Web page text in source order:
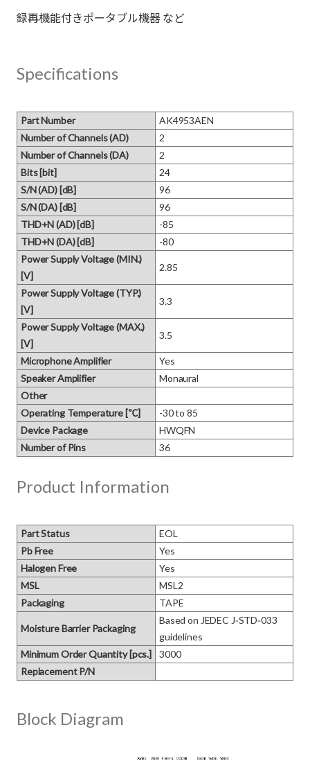
Specifications
Part Number
AK4953AEN
Number of Channels (AD)
2
Number of Channels (DA)
2
Bits [bit]
24
S/N (AD) [dB]
96
S/N (DA) [dB]
96
THD+N (AD) [dB]
-85
THD+N (DA) [dB]
-80
Power Supply Voltage (MIN.)
[V]
2.85
Power Supply Voltage (TYP.)
[V]
3.3
Power Supply Voltage (MAX.)
[V]
3.5
Microphone Amplifier
Yes
Speaker Amplifier
Monaural
Other
Operating Temperature [℃]
-30 to 85
Device Package
HWQFN
Number of Pins
36
Product Information
Part Status
EOL
Pb Free
Yes
Halogen Free
Yes
MSL
MSL2
Packaging
TAPE
Moisture Barrier Packaging
Based on JEDEC J‑STD‑033
guidelines
Minimum Order Quantity [pcs.]
3000
Replacement P/N
Block Diagram